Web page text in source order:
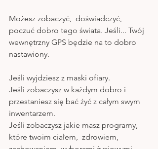
Możesz zobaczyć,  doświadczyć,
poczuć dobro tego świata. Jeśli... Twój
wewnętrzny GPS będzie na to dobro
nastawiony.
Jeśli wyjdziesz z maski ofiary.
Jeśli zobaczysz w każdym dobro i
przestaniesz się bać żyć z całym swym
inwentarzem.
Jeśli zobaczysz jakie masz programy,
które twoim ciałem,  zdrowiem,